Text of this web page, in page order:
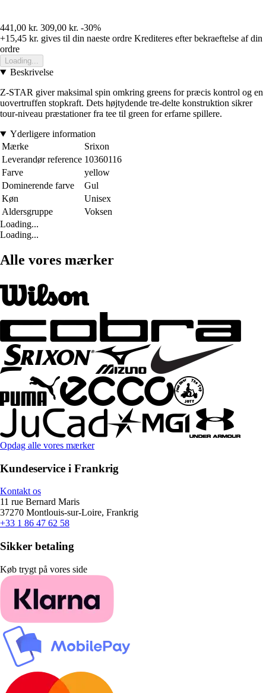
441,00 kr. 309,00 kr. -30%
+15,45 kr. gives til din naeste ordre Krediteres efter bekraeftelse af din
ordre
Loading...
Beskrivelse
Z-STAR giver maksimal spin omkring greens for præcis kontrol og en
uovertruffen stopkraft. Dets højtydende tre-delte konstruktion sikrer
tour-niveau præstationer fra tee til green for erfarne spillere.
Yderligere information
Mærke
Srixon
Leverandør reference 10360116
Farve
yellow
Dominerende farve
Gul
Køn
Unisex
Aldersgruppe
Voksen
Loading...
Loading...
Alle vores mærker
Opdag alle vores mærker
Kundeservice i Frankrig
Kontakt os
11 rue Bernard Maris
37270 Montlouis-sur-Loire, Frankrig
+33 1 86 47 62 58
Sikker betaling
Køb trygt på vores side